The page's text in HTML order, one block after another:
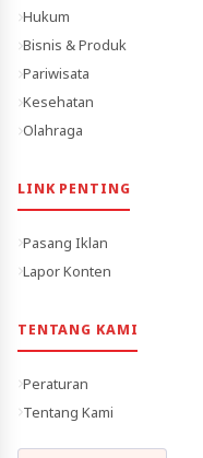
Hukum
Bisnis & Produk
Pariwisata
Kesehatan
Olahraga
LINK PENTING
Pasang Iklan
Lapor Konten
TENTANG KAMI
Peraturan
Tentang Kami